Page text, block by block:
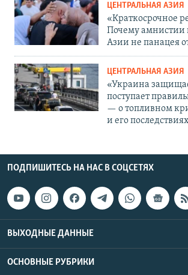
ЦЕНТРАЛЬНАЯ АЗИЯ
«Краткосрочное
Почему амнистии
Азии не панацея
ЦЕНТРАЛЬНАЯ АЗИЯ
«Украина
поступает
— о топливном
и его последствиях
ПОДПИШИТЕСЬ НА НАС В СОЦСЕТЯХ
ВЫХОДНЫЕ ДАННЫЕ
ОСНОВНЫЕ РУБРИКИ